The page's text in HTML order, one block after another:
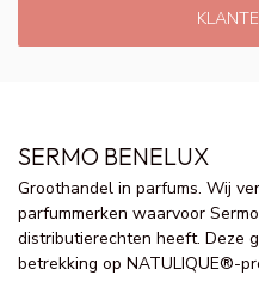
SERMO BENELUX
Groothandel in parfums. Wij
parfummerken waarvoor
distributierechten heeft. Deze
betrekking op NATULIQUE®-